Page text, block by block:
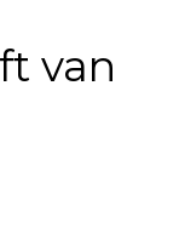
van